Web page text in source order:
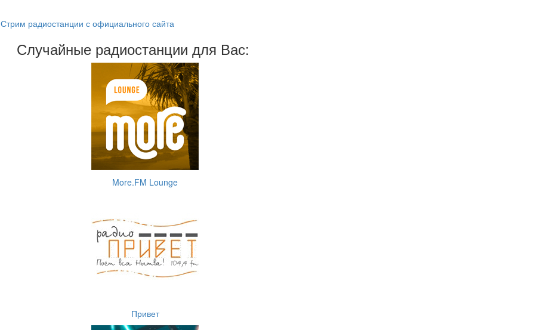
Стрим радиостанции с официального сайта
Случайные радиостанции для Вас:
More.FM Lounge
Привет